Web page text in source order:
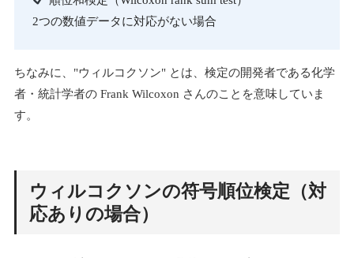
2つの数値データに対応がない場合
ちなみに、"ウィルコクソン" とは、検定の開発者である化学
者・統計学者の Frank Wilcoxon さんのことを意味していま
す。
ウィルコクソンの符号順位検定（対
応ありの場合）